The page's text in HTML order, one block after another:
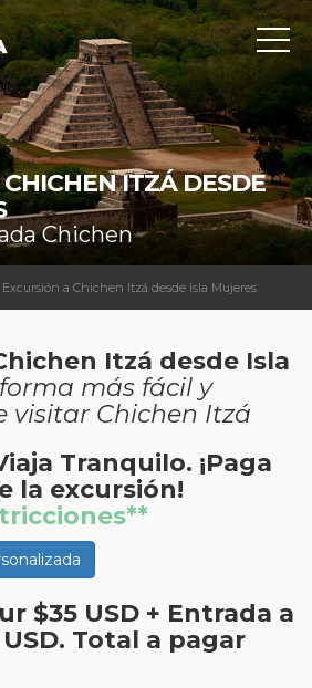
ITZÁ DESDE
Chichen
Excursión a Chichen Itzá desde Isla Mujeres
Itzá desde Isla
más fácil y
visitar Chichen Itzá
Tranquilo. ¡Paga
la excursión!
$35 USD + Entrada a
Total a pagar